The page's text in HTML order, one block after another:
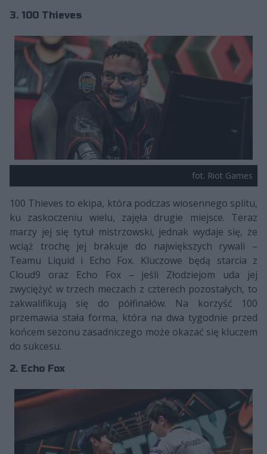
3. 100 Thieves
fot. Riot Games
100 Thieves to ekipa, która podczas wiosennego splitu,
ku zaskoczeniu wielu, zajęła drugie miejsce. Teraz
marzy jej się tytuł mistrzowski, jednak wydaje się, że
wciąż trochę jej brakuje do największych rywali –
Teamu Liquid i Echo Fox. Kluczowe będą starcia z
Cloud9 oraz Echo Fox – jeśli Złodziejom uda jej
zwyciężyć w trzech meczach z czterech pozostałych, to
zakwalifikują się do półfinałów. Na korzyść 100
przemawia stała forma, która na dwa tygodnie przed
końcem sezonu zasadniczego może okazać się kluczem
do sukcesu.
2. Echo Fox